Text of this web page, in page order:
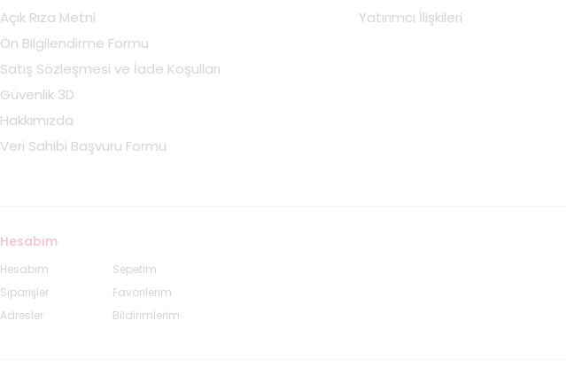
Açık Rıza Metni
Ön Bilgilendirme Formu
Satış Sözleşmesi ve İade Koşulları
Güvenlik 3D
Hakkımızda
Veri Sahibi Başvuru Formu
Yatırımcı İlişkileri
Hesabım
Hesabım
Siparişler
Adresler
Sepetim
Favorilerim
Bildirimlerim